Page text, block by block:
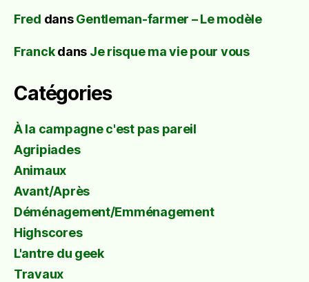
Fred dansGentleman-farmer – Le modèle
Franckdans Je risque ma vie pour vous
Catégories
À la campagne c'est pas pareil
Agripiades
Animaux
Avant/Après
Déménagement/Emménagement
Highscores
L'antre du geek
Travaux